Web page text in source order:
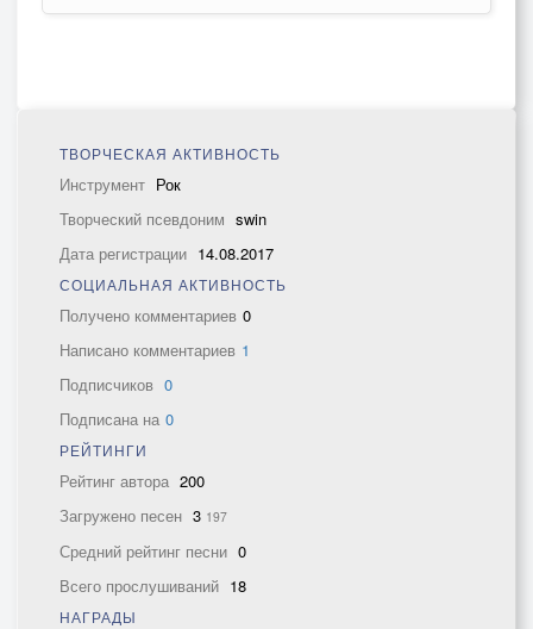
ТВОРЧЕСКАЯ АКТИВНОСТЬ
Инструмент Рок
Творческий псевдоним swin
Дата регистрации 14.08.2017
СОЦИАЛЬНАЯ АКТИВНОСТЬ
Получено комментариев 0
Написано комментариев 1
Подписчиков 0
Подписана на 0
РЕЙТИНГИ
Рейтинг автора 200
Загружено песен 3 197
Средний рейтинг песни 0
Всего прослушиваний 18
НАГРАДЫ